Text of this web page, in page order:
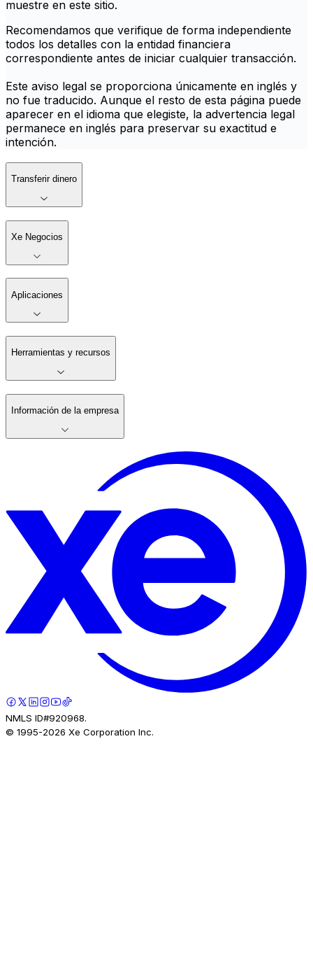
muestre en este sitio.
Recomendamos que verifique de forma independiente
todos los detalles con la entidad financiera
correspondiente antes de iniciar cualquier transacción.
Este aviso legal se proporciona únicamente en inglés y
no fue traducido. Aunque el resto de esta página puede
aparecer en el idioma que elegiste, la advertencia legal
permanece en inglés para preservar su exactitud e
intención.
Transferir dinero
Xe Negocios
Aplicaciones
Herramientas y recursos
Información de la empresa
NMLS ID#920968.
© 1995-2026 Xe Corporation Inc.